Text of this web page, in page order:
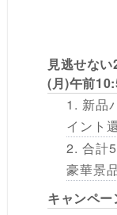
見逃せな
(月)午前
1. 新品
イント
2. 合計
豪華景
キャンペ